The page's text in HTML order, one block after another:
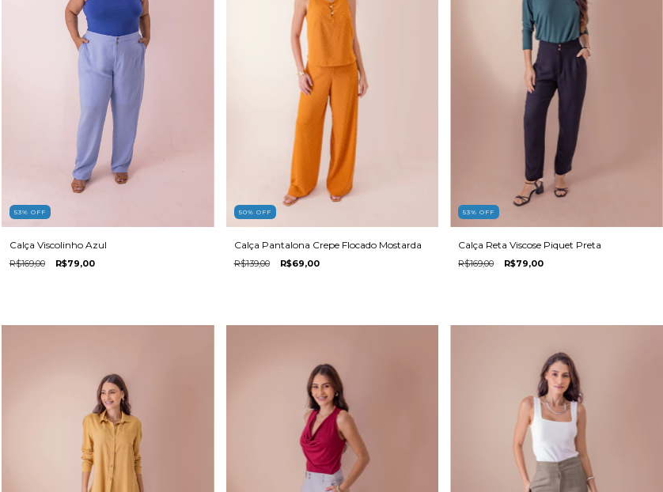
53% OFF
Calça Viscolinho Azul
R$169,00 R$79,00
50% OFF
Calça Pantalona Crepe Flocado Mostarda
R$139,00 R$69,00
53%OFF
Calça Reta Viscose Piquet Preta
R$169,00 R$79,00